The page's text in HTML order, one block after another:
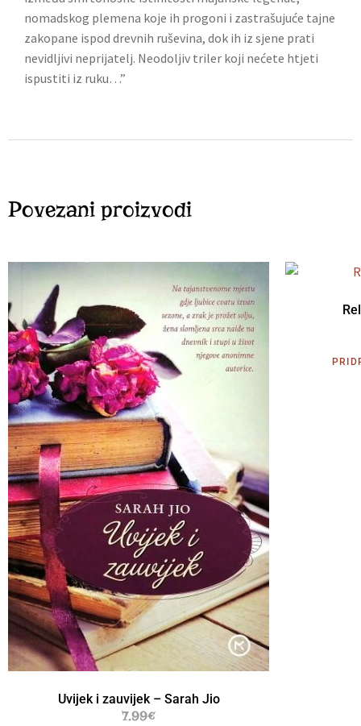
nomadskog plemena koje ih progoni i zastrašujuće tajne
zakopane ispod drevnih ruševina, dok ih iz sjene prati
nevidljivi neprijatelj. Neodoljiv triler koji nećete htjeti
ispustiti iz ruku…”
Povezani proizvodi
Uvijek i zauvijek – Sarah Jio
7.99€